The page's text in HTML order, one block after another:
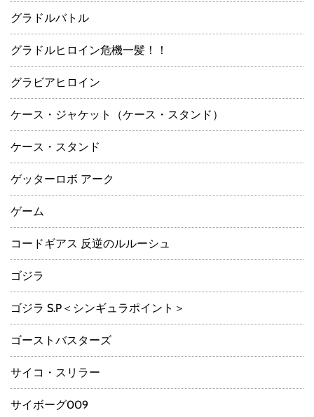
グラドルバトル
グラドルヒロイン危機一髪！！
グラビアヒロイン
ケース・ジャケット（ケース・スタンド）
ケース・スタンド
ゲッターロボ アーク
ゲーム
コードギアス 反逆のルルーシュ
ゴジラ
ゴジラ S.P＜シンギュラポイント＞
ゴーストバスターズ
サイコ・スリラー
サイボーグ009